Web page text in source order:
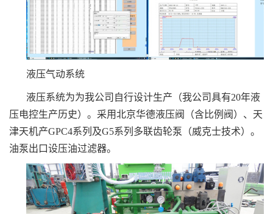
液压气动系统
液压系统为为我公司自行设计生产（我公司具有20年液
压电控生产历史）。采用北京华德液压阀（含比例阀）、天
津天机产GPC4系列及G5系列多联齿轮泵（威克士技术）。
油泵出口设压油过滤器。